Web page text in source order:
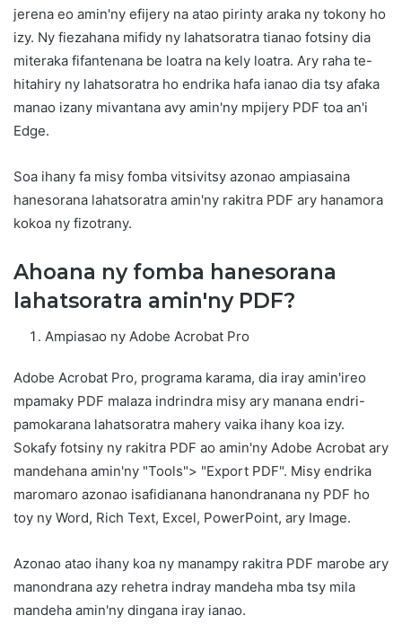
jerena eo amin'ny efijery na atao pirinty araka ny tokony ho
izy. Ny fiezahana mifidy ny lahatsoratra tianao fotsiny dia
miteraka fifantenana be loatra na kely loatra. Ary raha te-
hitahiry ny lahatsoratra ho endrika hafa ianao dia tsy afaka
manao izany mivantana avy amin'ny mpijery PDF toa an'i
Edge.
Soa ihany fa misy fomba vitsivitsy azonao ampiasaina
hanesorana lahatsoratra amin'ny rakitra PDF ary hanamora
kokoa ny fizotrany.
Ahoana ny fomba hanesorana
lahatsoratra amin'ny PDF?
Ampiasao ny Adobe Acrobat Pro
Adobe Acrobat Pro, programa karama, dia iray amin'ireo
mpamaky PDF malaza indrindra misy ary manana endri-
pamokarana lahatsoratra mahery vaika ihany koa izy.
Sokafy fotsiny ny rakitra PDF ao amin'ny Adobe Acrobat ary
mandehana amin'ny "Tools"> "Export PDF". Misy endrika
maromaro azonao isafidianana hanondranana ny PDF ho
toy ny Word, Rich Text, Excel, PowerPoint, ary Image.
Azonao atao ihany koa ny manampy rakitra PDF marobe ary
manondrana azy rehetra indray mandeha mba tsy mila
mandeha amin'ny dingana iray ianao.